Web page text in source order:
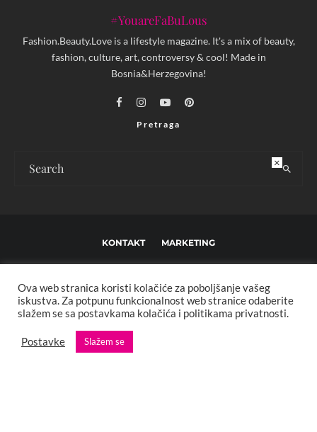
#YouareFaBuLous
Fashion.Beauty.Love is a lifestyle magazine. It's a mix of beauty,
fashion, culture, art, controversy & cool! Made in
Bosnia&Herzegovina!
Pretraga
KONTAKT MARKETING
IMPRESSUM O NAMA
Copyright © 2013 - 2025 FBL creative. Sva prava zadržana. Developed by:
XStreamThemes
Ova web stranica koristi kolačiće za poboljšanje vašeg
iskustva. Za potpunu funkcionalnost web stranice odaberite
slažem se sa postavkama kolačića i politikama privatnosti.
Postavke Slažem se
×